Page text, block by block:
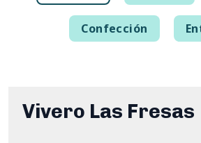
Confección
Vivero Las Fresas